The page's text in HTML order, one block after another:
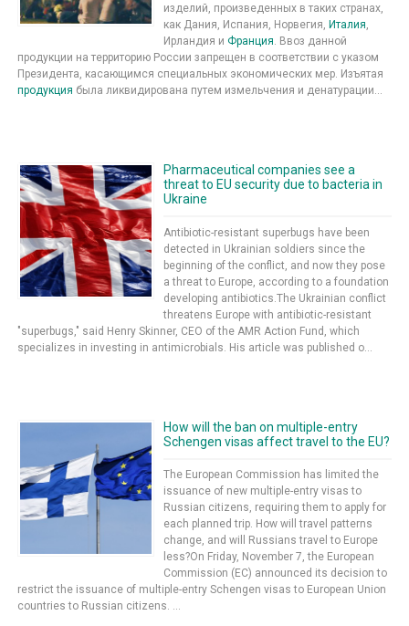
изделий, произведенных в таких странах,
как Дания, Испания, Норвегия, Италия,
Ирландия и Франция. Ввоз данной
продукции на территорию России запрещен в соответствии с указом
Президента, касающимся специальных экономических мер. Изъятая
продукция была ликвидирована путем измельчения и денатурации...
Pharmaceutical companies see a
threat to EU security due to bacteria in
Ukraine
Antibiotic-resistant superbugs have been
detected in Ukrainian soldiers since the
beginning of the conflict, and now they pose
a threat to Europe, according to a foundation
developing antibiotics.The Ukrainian conflict
threatens Europe with antibiotic-resistant
"superbugs," said Henry Skinner, CEO of the AMR Action Fund, which
specializes in investing in antimicrobials. His article was published o...
How will the ban on multiple-entry
Schengen visas affect travel to the EU?
The European Commission has limited the
issuance of new multiple-entry visas to
Russian citizens, requiring them to apply for
each planned trip. How will travel patterns
change, and will Russians travel to Europe
less?On Friday, November 7, the European
Commission (EC) announced its decision to
restrict the issuance of multiple-entry Schengen visas to European Union
countries to Russian citizens. ...